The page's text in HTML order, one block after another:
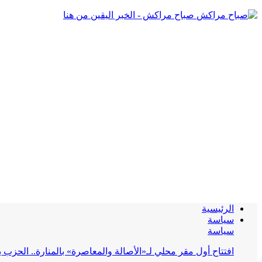
صباح مراكش - الخبر اليقين من هنا
الرئيسية
سياسة
سياسة
افتتاح أول مقر محلي لـ«الأصالة والمعاصرة» بالمنارة..